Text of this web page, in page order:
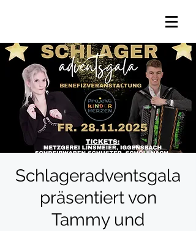
Schlageradventsgala
präsentiert von
Tammy und